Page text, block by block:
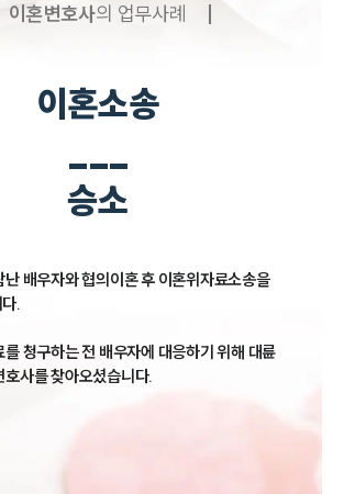
이혼변호사의 업무사례
이혼소송
___
승소
난 배우자와 협의이혼 후 이혼위자료소송을
.
청구하는 전 배우자에 대응하기 위해 대륜
호사를 찾아오셨습니다.